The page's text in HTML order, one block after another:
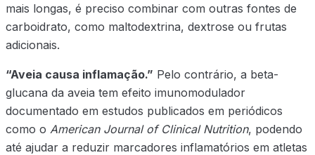
mais longas, é preciso combinar com outras fontes de
carboidrato, como maltodextrina, dextrose ou frutas
adicionais.
“Aveia causa inflamação.” Pelo contrário, a beta-
glucana da aveia tem efeito imunomodulador
documentado em estudos publicados em periódicos
como o American Journal of Clinical Nutrition, podendo
até ajudar a reduzir marcadores inflamatórios em atletas